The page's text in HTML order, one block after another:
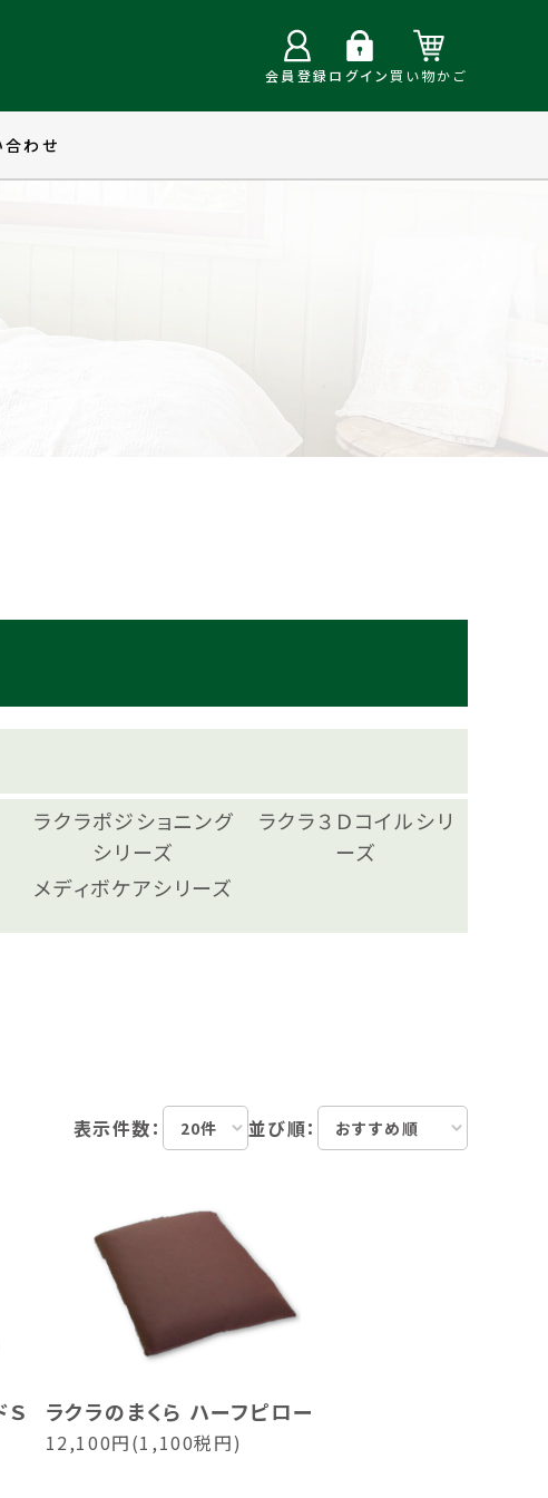
会員登録ログイン 買い物かご
わせ
ラクラポジショニング
シリーズ
ラクラ３Ｄコイルシリ
ーズ
メディボケアシリーズ
表示件数： 並び順：
ラクラのまくら ハーフピロー
12,100円(1,100税円)